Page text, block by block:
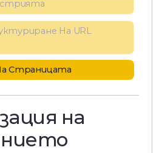
На URL
Страницата
на